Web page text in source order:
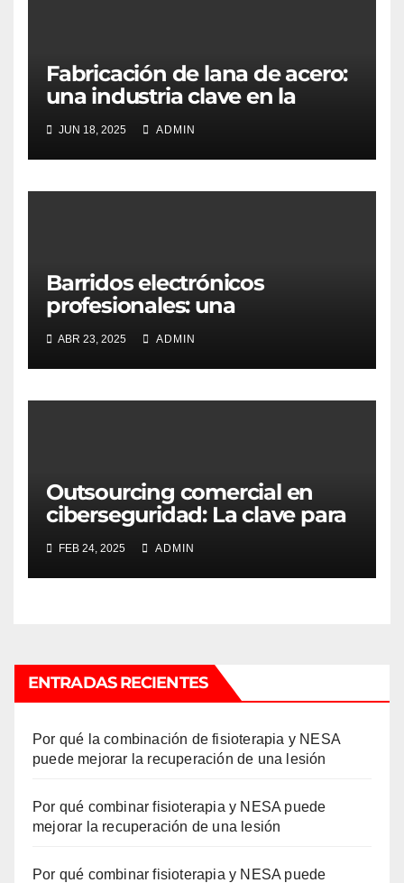
Fabricación de lana de acero:
una industria clave en la
transformación de materiales
JUN 18, 2025 ADMIN
Barridos electrónicos
profesionales: una
herramienta crítica en la
protección de la información
ABR 23, 2025 ADMIN
Outsourcing comercial en
ciberseguridad: La clave para
triunfar en un entorno digital
FEB 24, 2025 ADMIN
ENTRADAS RECIENTES
Por qué la combinación de fisioterapia y NESA
puede mejorar la recuperación de una lesión
Por qué combinar fisioterapia y NESA puede
mejorar la recuperación de una lesión
Por qué combinar fisioterapia y NESA puede